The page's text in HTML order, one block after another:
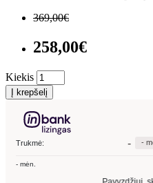
369,00€
258,00€
Kiekis
Į krepšelį